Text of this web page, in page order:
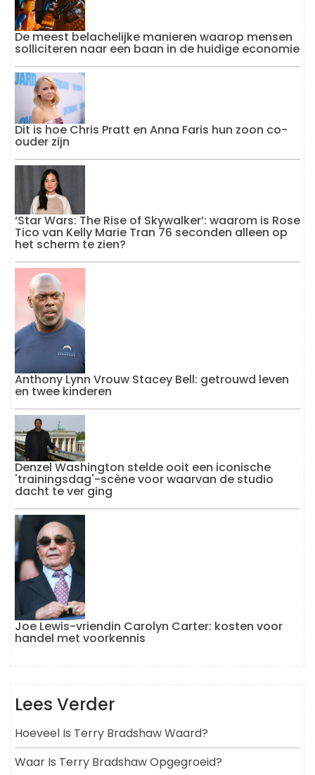
De meest belachelijke manieren waarop mensen
solliciteren naar een baan in de huidige economie
Dit is hoe Chris Pratt en Anna Faris hun zoon co-
ouder zijn
‘Star Wars: The Rise of Skywalker’: waarom is Rose
Tico van Kelly Marie Tran 76 seconden alleen op
het scherm te zien?
Anthony Lynn Vrouw Stacey Bell: getrouwd leven
en twee kinderen
Denzel Washington stelde ooit een iconische
'trainingsdag'-scène voor waarvan de studio
dacht te ver ging
Joe Lewis-vriendin Carolyn Carter: kosten voor
handel met voorkennis
Lees Verder
Hoeveel Is Terry Bradshaw Waard?
Waar Is Terry Bradshaw Opgegroeid?